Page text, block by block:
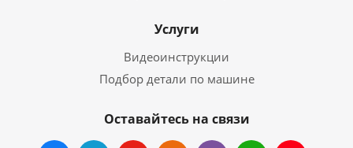
Услуги
Видеоинструкции
Подбор детали по машине
Оставайтесь на связи